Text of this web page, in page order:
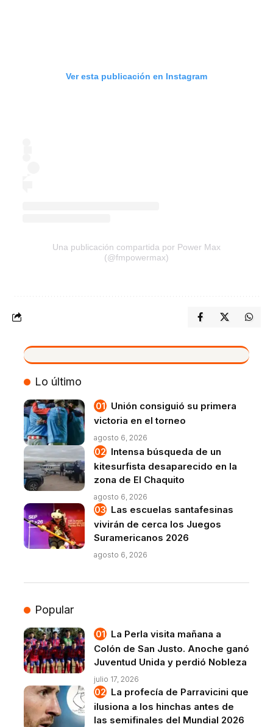
Ver esta publicación en Instagram
Una publicación compartida por Power Max
(@fmpowermax)
VIVO
Lo último
Unión consiguió su primera
victoria en el torneo
agosto 6, 2026
Intensa búsqueda de un
kitesurfista desaparecido en la
zona de El Chaquito
agosto 6, 2026
Las escuelas santafesinas
vivirán de cerca los Juegos
Suramericanos 2026
agosto 6, 2026
Popular
La Perla visita mañana a
Colón de San Justo. Anoche ganó
Juventud Unida y perdió Nobleza
julio 17, 2026
La profecía de Parravicini que
ilusiona a los hinchas antes de
las semifinales del Mundial 2026